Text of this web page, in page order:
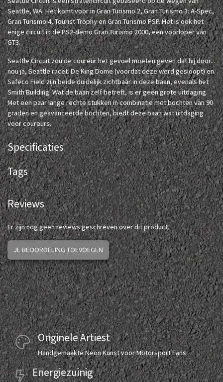
Seattle, WA. Het komt voor in Gran Turismo 2, Gran Turismo 3: A-Spec,
Gran Turismo 4, Tourist Trophy en Gran Turismo PSP. Het is ook het
enige circuit in de PS2-demo Gran Turismo 2000, een voorloper van
GT3.
Seattle Circuit zou de coureur het gevoel moeten geven dat hij door...
nou ja, Seattle racet. De King Dome (voordat deze werd gesloopt) en
Safeco Field zijn beide duidelijk zichtbaar in deze baan, evenals het
Smith Building. Wat de baan zelf betreft, is er geen grote uitdaging.
Met een paar lange rechte stukken in combinatie met bochten van 90
graden en geavanceerde bochten, biedt deze baan wat uitdaging
voor coureurs.
Specificaties
Tags
Reviews
Er zijn nog geen reviews geschreven over dit product.
JE BEOORDELING TOEVOEGEN
Originele Artiest
Handgemaakte Neon Kunst voor Motorsport Fans
Energiezuinig